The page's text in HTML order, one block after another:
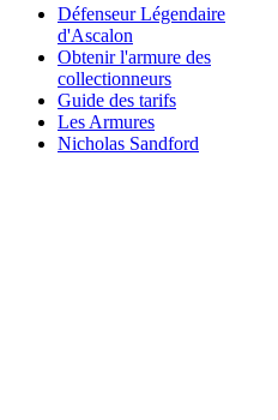
Défenseur Légendaire
d'Ascalon
Obtenir l'armure des
collectionneurs
Guide des tarifs
Les Armures
Nicholas Sandford